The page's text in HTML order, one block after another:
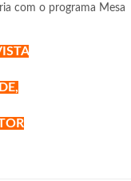
com o programa Mesa